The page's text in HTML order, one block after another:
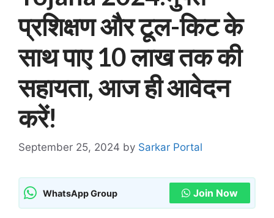
प्रशिक्षण और टूल-किट के
साथ पाए 10 लाख तक की
सहायता, आज ही आवेदन
करें!
September 25, 2024 by Sarkar Portal
WhatsApp Group Join Now